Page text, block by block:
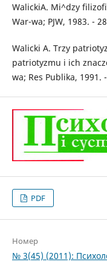
WalickiA. Mi^dzy
War-wa; PJW, 1983. -
Walicki A. Trzy
patriotyzmu i ich
wa; Res Publika, 1991.
PDF
Номер
№ 3(45) (2011):